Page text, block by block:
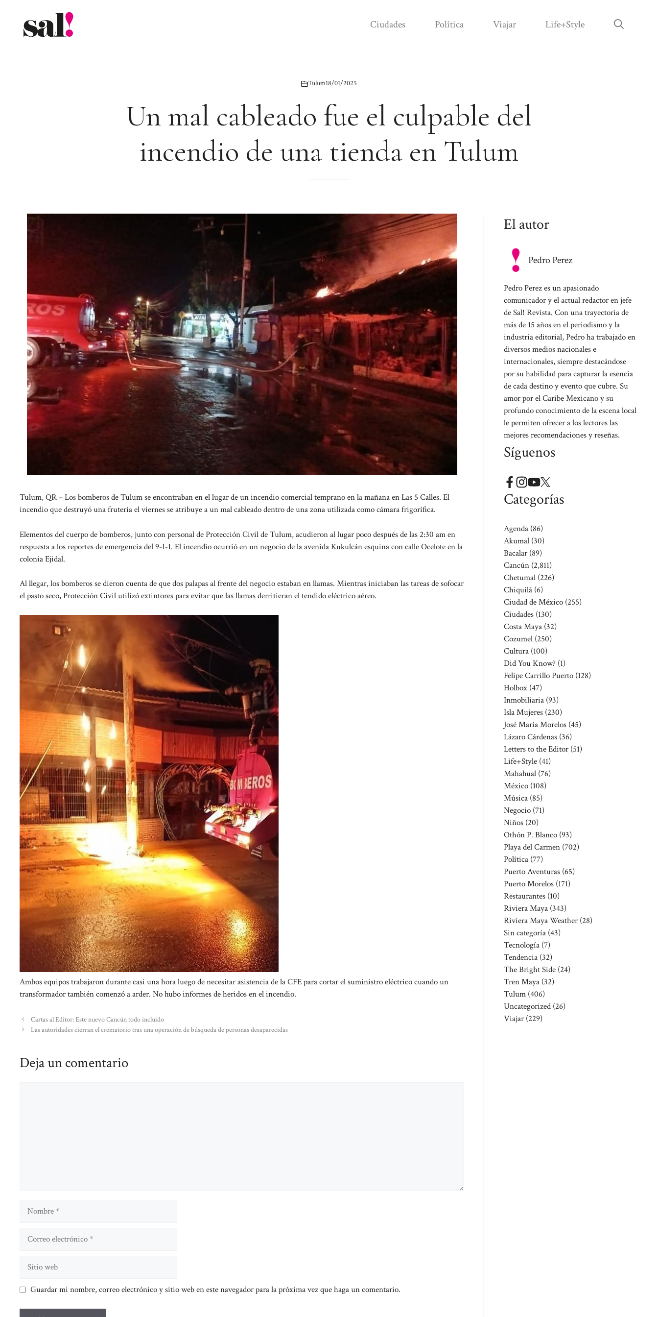
contenido
Ciudades Política Viajar Life+Style
Tulum18/01/2025
Un mal cableado fue el culpable del
incendio de una tienda en Tulum
Tulum, QR – Los bomberos de Tulum se encontraban en el lugar de un incendio comercial temprano en la mañana en Las 5 Calles. El
incendio que destruyó una frutería el viernes se atribuye a un mal cableado dentro de una zona utilizada como cámara frigorífica.
Elementos del cuerpo de bomberos, junto con personal de Protección Civil de Tulum, acudieron al lugar poco después de las 2:30 am en
respuesta a los reportes de emergencia del 9-1-1. El incendio ocurrió en un negocio de la avenida Kukulcán esquina con calle Ocelote en la
colonia Ejidal.
Al llegar, los bomberos se dieron cuenta de que dos palapas al frente del negocio estaban en llamas. Mientras iniciaban las tareas de sofocar
el pasto seco, Protección Civil utilizó extintores para evitar que las llamas derritieran el tendido eléctrico aéreo.
Ambos equipos trabajaron durante casi una hora luego de necesitar asistencia de la CFE para cortar el suministro eléctrico cuando un
transformador también comenzó a arder. No hubo informes de heridos en el incendio.
Cartas al Editor: Este nuevo Cancún todo incluido
Las autoridades cierran el crematorio tras una operación de búsqueda de personas desaparecidas
Deja un comentario
Nombre
Guardar mi nombre, correo electrónico y sitio web en este navegador para la próxima vez que haga un comentario.
El autor
Pedro Perez
Pedro Perez es un apasionado
comunicador y el actual redactor en jefe
de Sal! Revista. Con una trayectoria de
más de 15 años en el periodismo y la
industria editorial, Pedro ha trabajado en
diversos medios nacionales e
internacionales, siempre destacándose
por su habilidad para capturar la esencia
de cada destino y evento que cubre. Su
amor por el Caribe Mexicano y su
profundo conocimiento de la escena local
le permiten ofrecer a los lectores las
mejores recomendaciones y reseñas.
Síguenos
Categorías
Agenda (86)
Akumal (30)
Bacalar (89)
Cancún (2,811)
Chetumal (226)
Chiquilá (6)
Ciudad de México (255)
Ciudades (130)
Costa Maya (32)
Cozumel (250)
Cultura (100)
Did You Know? (1)
Felipe Carrillo Puerto (128)
Holbox (47)
Inmobiliaria (93)
Isla Mujeres (230)
José María Morelos (45)
Lázaro Cárdenas (36)
Letters to the Editor (51)
Life+Style (41)
Mahahual (76)
México (108)
Música (85)
Negocio (71)
Niños (20)
Othón P. Blanco (93)
Playa del Carmen (702)
Política (77)
Puerto Aventuras (65)
Puerto Morelos (171)
Restaurantes (10)
Riviera Maya (343)
Riviera Maya Weather (28)
Sin categoría (43)
Tecnología (7)
Tendencia (32)
The Bright Side (24)
Tren Maya (32)
Tulum (406)
Uncategorized (26)
Viajar (229)